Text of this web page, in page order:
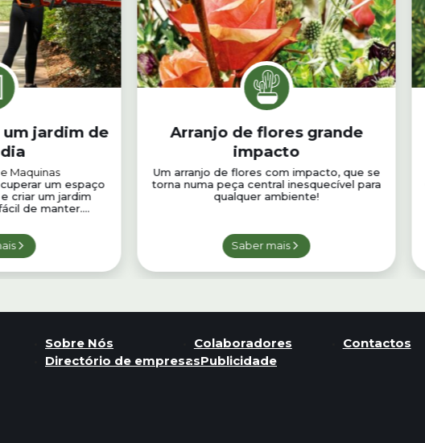
jardim de
Maquinas
um espaço
criar um jardim
de manter....
Arranjo de flores grande
impacto
Um arranjo de flores com impacto, que se
torna numa peça central inesquecível para
qualquer ambiente!
Saber mais
Sobre Nós Colaboradores
Contactos
Directório de empresasPublicidade